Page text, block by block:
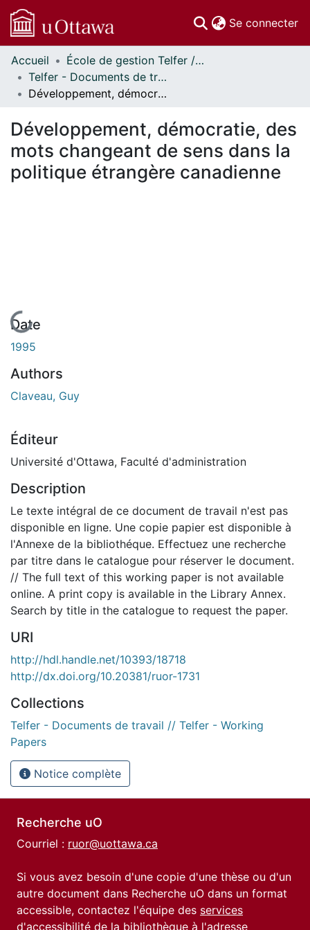
Se connecter
Communautés
et collections
Parcourir
À propos
Accueil
École de gestion Telfer // Telfer School of Management
Telfer - Documents de travail // Telfer - Working Papers
Développement, démocratie, des mots changeant de sens dans la politique étrangère canadienne
Développement, démocratie, des
mots changeant de sens dans la
politique étrangère canadienne
En cours de chargement...
Date
1995
Authors
Claveau, Guy
Éditeur
Université d'Ottawa, Faculté d'administration
Description
Le texte intégral de ce document de travail n'est pas
disponible en ligne. Une copie papier est disponible à
l'Annexe de la bibliothéque. Effectuez une recherche
par titre dans le catalogue pour réserver le document.
// The full text of this working paper is not available
online. A print copy is available in the Library Annex.
Search by title in the catalogue to request the paper.
URI
http://hdl.handle.net/10393/18718
http://dx.doi.org/10.20381/ruor-1731
Collections
Telfer - Documents de travail // Telfer - Working
Papers
Notice complète
Recherche uO
Courriel : ruor@uottawa.ca
Si vous avez besoin d'une copie d'une thèse ou d'un
autre document dans Recherche uO dans un format
accessible, contactez l'équipe des services
d'accessibilité de la bibliothèque à l'adresse